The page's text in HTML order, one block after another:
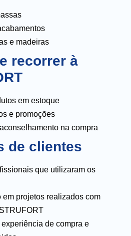
e madeiras
recorrer à
em estoque
e promoções
na compra
de clientes
que utilizaram os
em projetos realizados com
de compra e